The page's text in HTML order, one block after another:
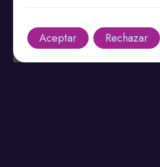
Leer más
Aceptar Rechazar